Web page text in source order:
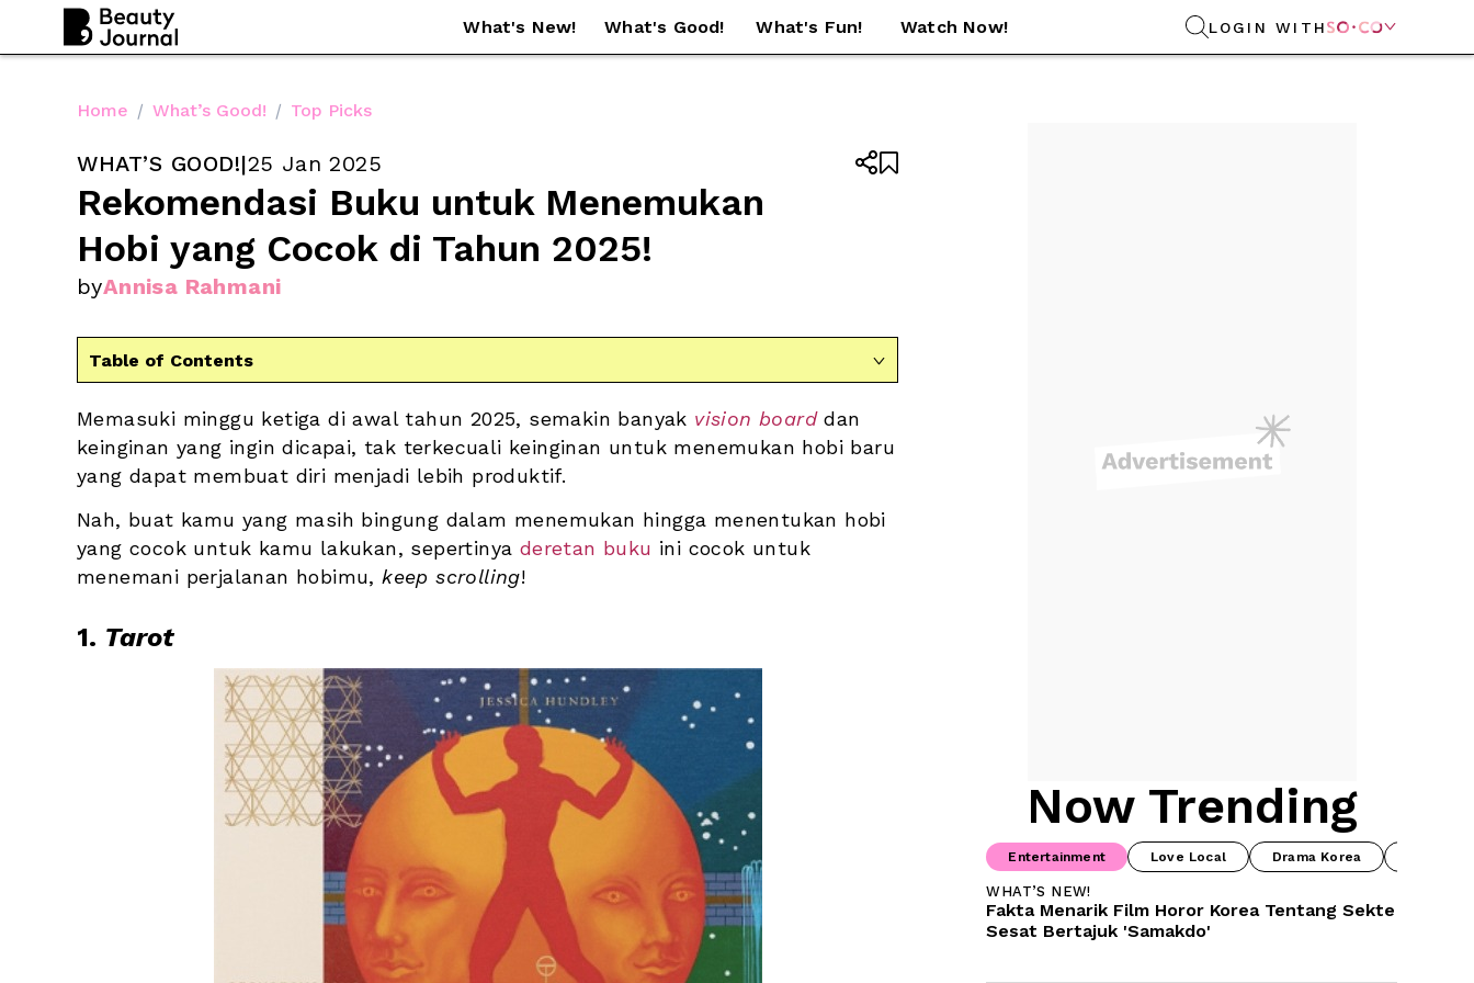
What's New! What's Good! What's Fun! Watch Now! LOGIN WITH 
Home / What’s Good! / Top Picks
WHAT’S GOOD!|25 Jan 2025
Rekomendasi Buku untuk Menemukan
Hobi yang Cocok di Tahun 2025!
byAnnisa Rahmani


Table of Contents 
Memasuki minggu ketiga di awal tahun 2025, semakin banyak vision board dan
keinginan yang ingin dicapai, tak terkecuali keinginan untuk menemukan hobi baru
yang dapat membuat diri menjadi lebih produktif.
Nah, buat kamu yang masih bingung dalam menemukan hingga menentukan hobi
yang cocok untuk kamu lakukan, sepertinya deretan buku ini cocok untuk
menemani perjalanan hobimu, keep scrolling!
1. Tarot
Now Trending
Entertainment Love Local Drama Korea
WHAT’S NEW!
Fakta Menarik Film Horor Korea Tentang Sekte
Sesat Bertajuk 'Samakdo'